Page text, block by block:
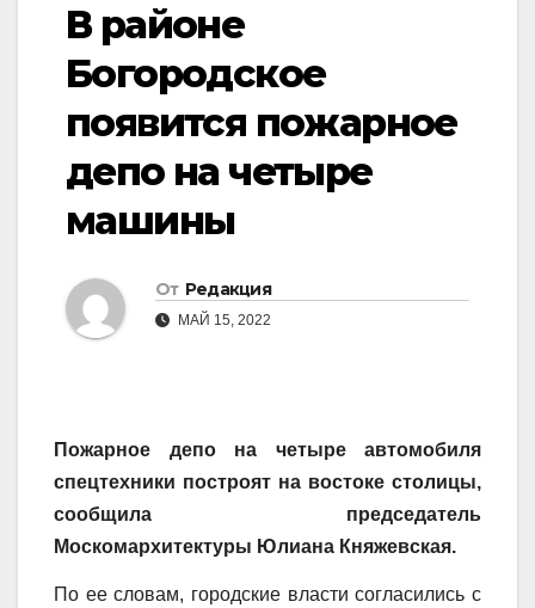
В районе
Богородское
появится пожарное
депо на четыре
машины
От Редакция
МАЙ 15, 2022
Пожарное депо на четыре автомобиля
спецтехники построят на востоке столицы,
сообщила председатель
Москомархитектуры Юлиана Княжевская.
По ее словам, городские власти согласились с